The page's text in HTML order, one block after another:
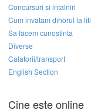
Concursuri si intalniri
Cum invatam dihorul la
Sa facem cunostinta
Diverse
Calatorii/transport
English Section
Cine este online